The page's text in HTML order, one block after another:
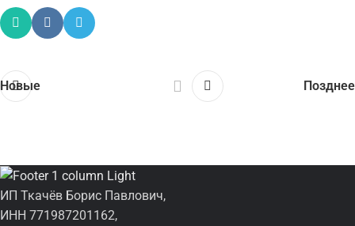
Новые Позднее
ИП Ткачёв Борис Павлович,
ИНН 771987201162,